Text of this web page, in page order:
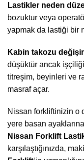
Lastikler neden
bozuktur veya
yapmak da lastiği bir
Kabin takozu
düşüktür ancak
titreşim, beyinleri ve
masraf açar.
Nissan forkliftinizin o
yere basan
Nissan Forklift
karşılaştığınızda,